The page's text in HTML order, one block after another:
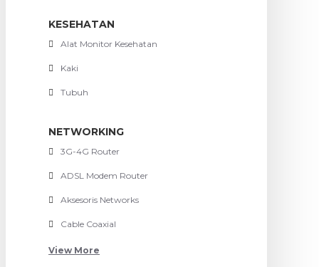
KESEHATAN
Alat Monitor Kesehatan
Kaki
Tubuh
NETWORKING
3G-4G Router
ADSL Modem Router
Aksesoris Networks
Cable Coaxial
View More